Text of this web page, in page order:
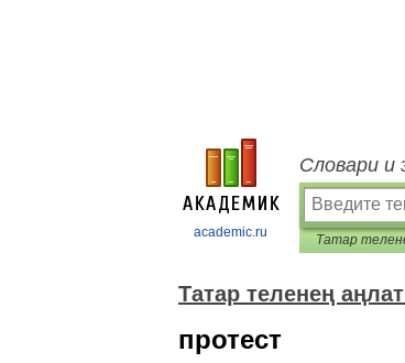
academic.ru
Словари и
Татар теленең
протест